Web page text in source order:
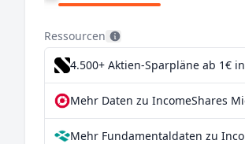
Ressourcen
4.500+ Aktien-Sparpläne ab 1€
Mehr Daten zu IncomeShares
Mehr Fundamentaldaten zu